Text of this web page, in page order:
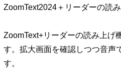
ZoomText2024＋リーダーの読
ZoomText+リーダーの読み上げ
す。拡大画面を確認しつつ音声
す。